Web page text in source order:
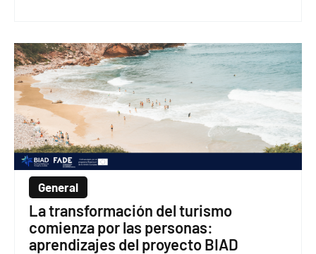
General
La transformación del turismo
comienza por las personas:
aprendizajes del proyecto BIAD